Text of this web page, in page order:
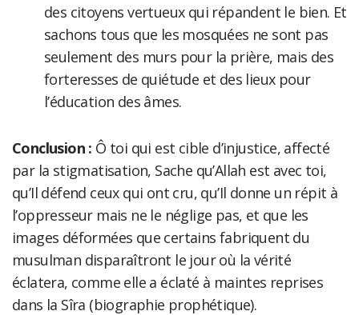
des citoyens vertueux qui répandent le bien. Et
sachons tous que les mosquées ne sont pas
seulement des murs pour la prière, mais des
forteresses de quiétude et des lieux pour
l’éducation des âmes.
Conclusion : Ô toi qui est cible d’injustice, affecté
par la stigmatisation, Sache qu’Allah est avec toi,
qu’Il défend ceux qui ont cru, qu’Il donne un répit à
l’oppresseur mais ne le néglige pas, et que les
images déformées que certains fabriquent du
musulman disparaîtront le jour où la vérité
éclatera, comme elle a éclaté à maintes reprises
dans la Sîra (biographie prophétique).